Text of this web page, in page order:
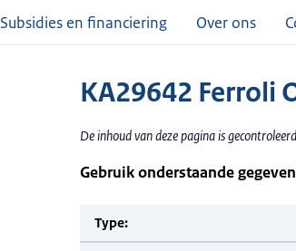
Subsidies en financiering Over ons
KA29642 Ferroli
De inhoud van deze pagina is
Gebruik onderstaande
Type: